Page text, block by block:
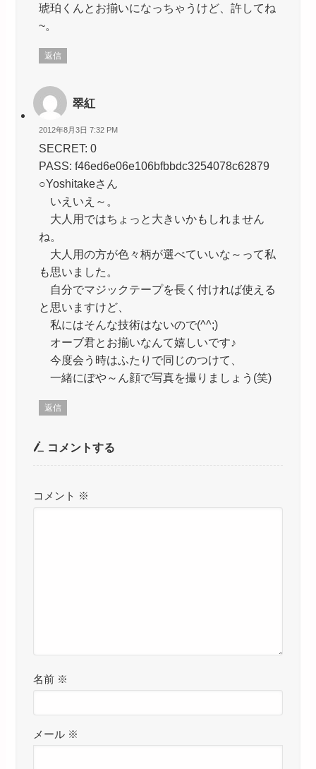
琥珀くんとお揃いになっちゃうけど、許してね
~。
返信
翠紅
2012年8月3日 7:32 PM
SECRET: 0
PASS: f46ed6e06e106bfbbdc3254078c62879
○Yoshitakeさん
いえいえ～。
大人用ではちょっと大きいかもしれません
ね。
大人用の方が色々柄が選べていいな～って私
も思いました。
自分でマジックテープを長く付ければ使える
と思いますけど、
私にはそんな技術はないので(^^;)
オーブ君とお揃いなんて嬉しいです♪
今度会う時はふたりで同じのつけて、
一緒にぽや～ん顔で写真を撮りましょう(笑)
返信
コメントする
コメント ※
名前 ※
メール ※